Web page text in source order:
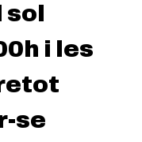
i les
se